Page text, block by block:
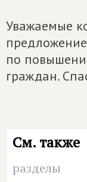
Уважаемые
по
граждан.
См. также
разделы